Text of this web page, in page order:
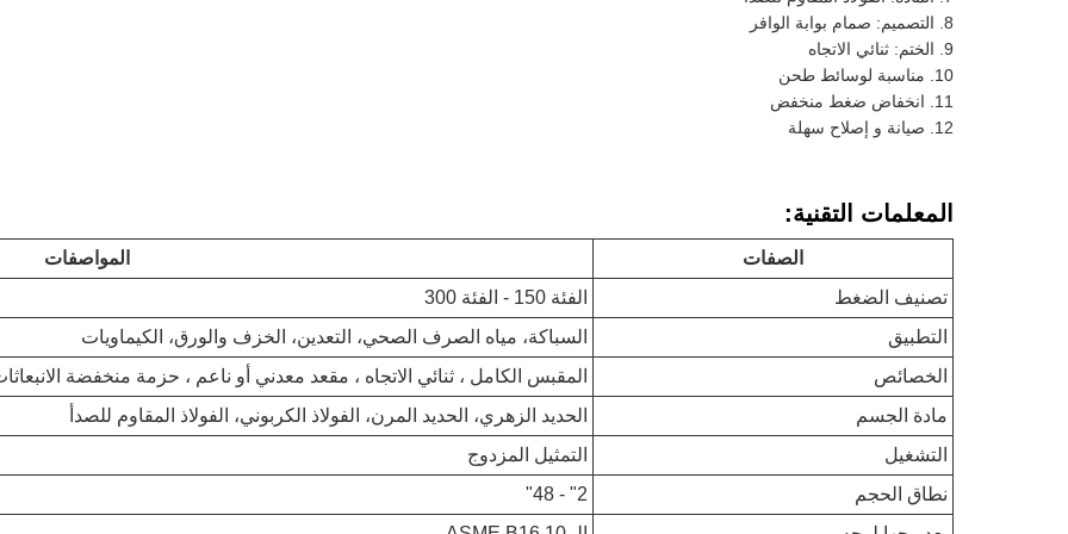
التصميم: صمام بوابة الوافر
الختم: ثنائي الاتجاه
مناسبة لوسائط طحن
انخفاض ضغط منخفض
صيانة و إصلاح سهلة
المعلمات التقنية:
الصفات
المواصفات
تصنيف الضغط
الفئة 150 - الفئة 300
التطبيق
السباكة، مياه الصرف الصحي، التعدين، الخزف والورق، الكيماويات
الخصائص
المقبس الكامل ، ثنائي الاتجاه ، مقعد معدني أو ناعم ، حزمة منخفضة
مادة الجسم
الحديد الزهري، الحديد المرن، الفولاذ الكربوني، الفولاذ المقاوم للصدأ
التشغيل
التمثيل المزدوج
نطاق الحجم
2" - 48"